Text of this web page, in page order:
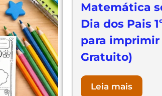
Matemática
Dia dos Pais
para imprimir
Gratuito)
Leia mais